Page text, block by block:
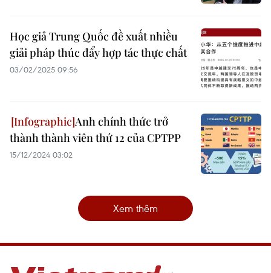
Học giả Trung Quốc đề xuất nhiều
giải pháp thúc đẩy hợp tác thực chất
03/02/2025 09:56
Anh chính thức trở
thành thành viên thứ 12 của CPTPP
15/12/2024 03:02
Xem thêm